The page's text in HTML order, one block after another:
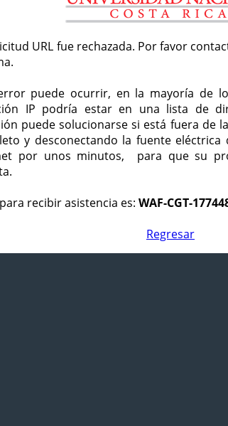
URL fue rechazada. Por favor
puede ocurrir, en la mayoría de
IP podría estar en una lista de
puede solucionarse si está fuera de
y desconectando la fuente
por unos minutos, para que su
recibir asistencia es: WAF-CGT-
Regresar